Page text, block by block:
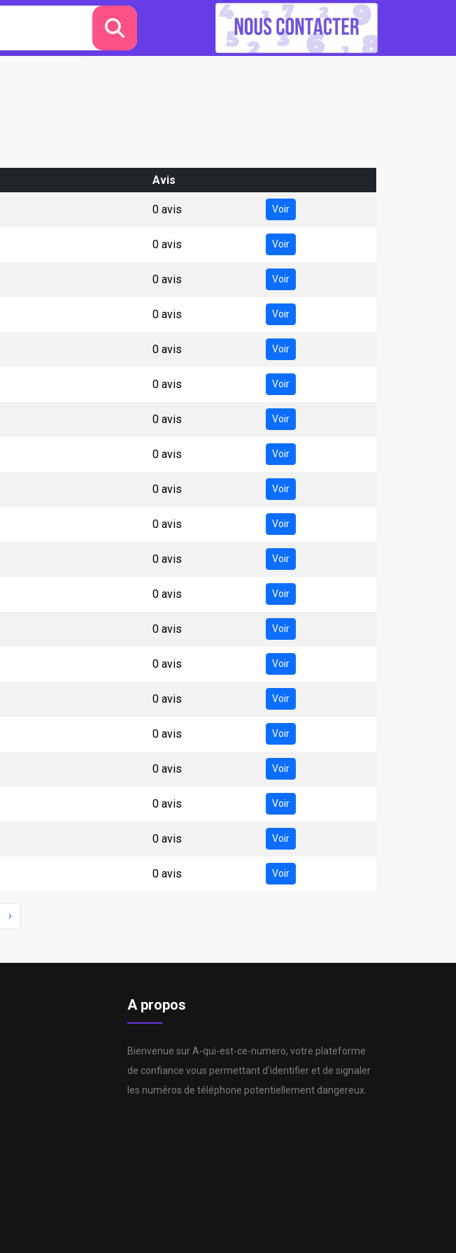
Avis
0 avis Voir
0 avis Voir
0 avis Voir
0 avis Voir
0 avis Voir
0 avis Voir
0 avis Voir
0 avis Voir
0 avis Voir
0 avis Voir
0 avis Voir
0 avis Voir
0 avis Voir
0 avis Voir
0 avis Voir
0 avis Voir
0 avis Voir
0 avis Voir
0 avis Voir
0 avis Voir
›
A propos
Bienvenue sur A-qui-est-ce-numero, votre plateforme
de confiance vous permettant d'identifier et de signaler
les numéros de téléphone potentiellement dangereux.